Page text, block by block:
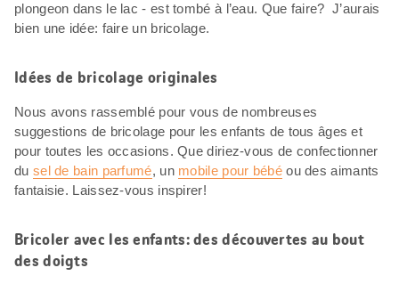
plongeon dans le lac - est tombé à l’eau. Que faire? J’aurais
bien une idée: faire un bricolage.
Idées de bricolage originales
Nous avons rassemblé pour vous de nombreuses
suggestions de bricolage pour les enfants de tous âges et
pour toutes les occasions. Que diriez-vous de confectionner
du sel de bain parfumé, un mobile pour bébéou des aimants
fantaisie. Laissez-vous inspirer!
Bricoler avec les enfants: des découvertes au bout
des doigts